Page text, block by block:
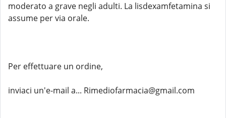
moderato a grave negli adulti. La lisdexamfetamina si
assume per via orale.
Per effettuare un ordine,
inviaci un'e-mail a... Rimediofarmacia@gmail.com